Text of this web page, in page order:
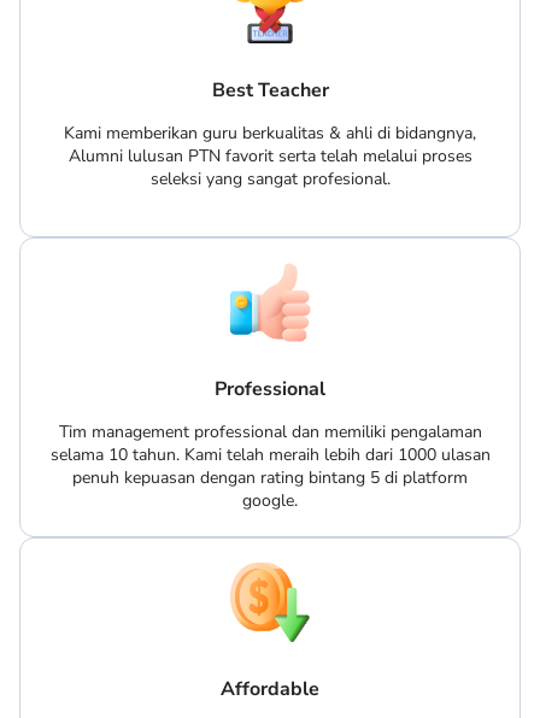
Best Teacher
Kami memberikan guru berkualitas & ahli di bidangnya,
Alumni lulusan PTN favorit serta telah melalui proses
seleksi yang sangat profesional.
Professional
Tim management professional dan memiliki pengalaman
selama 10 tahun. Kami telah meraih lebih dari 1000 ulasan
penuh kepuasan dengan rating bintang 5 di platform
google.
Affordable